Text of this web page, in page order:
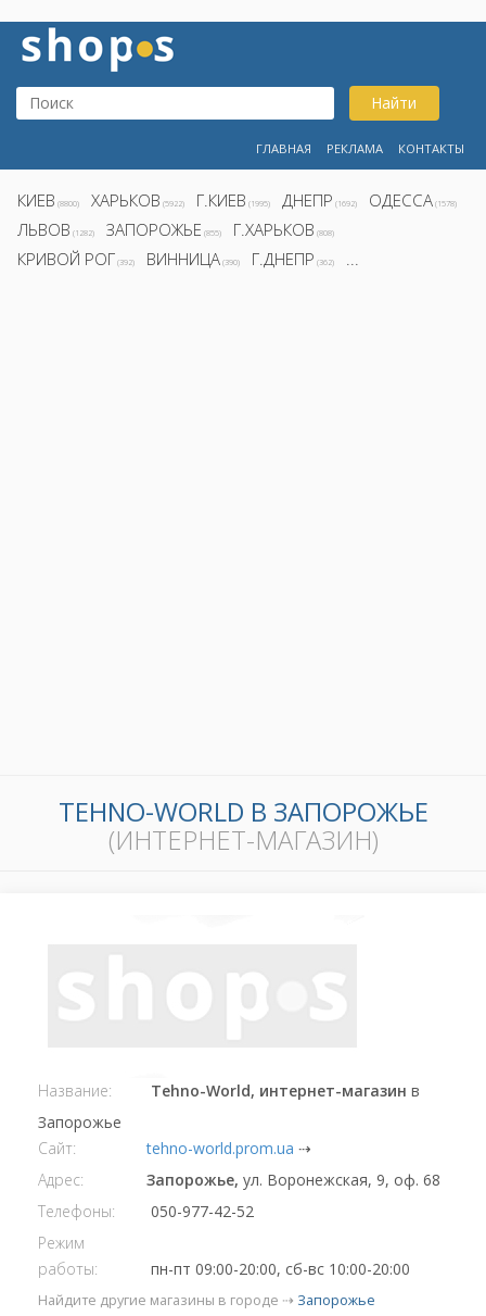
Найти
ГЛАВНАЯ РЕКЛАМА КОНТАКТЫ
КИЕВ (8800) ХАРЬКОВ (5922) Г.КИЕВ (1995) ДНЕПР (1692) ОДЕССА (1578)
ЛЬВОВ (1282) ЗАПОРОЖЬЕ (855) Г.ХАРЬКОВ (808)
КРИВОЙ РОГ (392) ВИННИЦА (390) Г.ДНЕПР (362) ...
TEHNO-WORLD В ЗАПОРОЖЬЕ
(ИНТЕРНЕТ-МАГАЗИН)
Название: Tehno-World, интернет-магазин в
Запорожье
Сайт:
tehno-world.prom.ua ⇢
Адрес:
Запорожье, ул. Воронежская, 9, оф. 68
Телефоны:
050-977-42-52
Режим
работы:
пн-пт 09:00-20:00, сб-вс 10:00-20:00
Найдите другие магазины в городе ⇢ Запорожье